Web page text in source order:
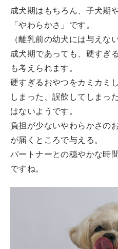
成犬期はもちろん、子犬期
「やわらかさ」です。
（離乳前の幼犬には与えな
成犬期であっても、硬すぎ
も考えられます。
硬すぎるおやつをカミカミ
しまった、誤飲してしまっ
はないようです。
負担が少ないやわらかさの
が届くところで与える。
パートナーとの穏やかな時
ですね。